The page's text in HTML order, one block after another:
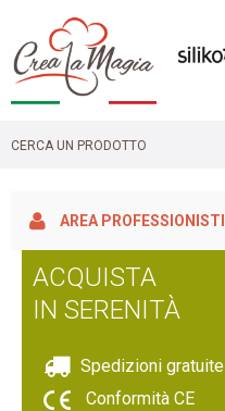
AREA PROFESSIONISTI
ACQUISTA
IN SERENITÀ
Spedizioni gratuite
Conformità CE